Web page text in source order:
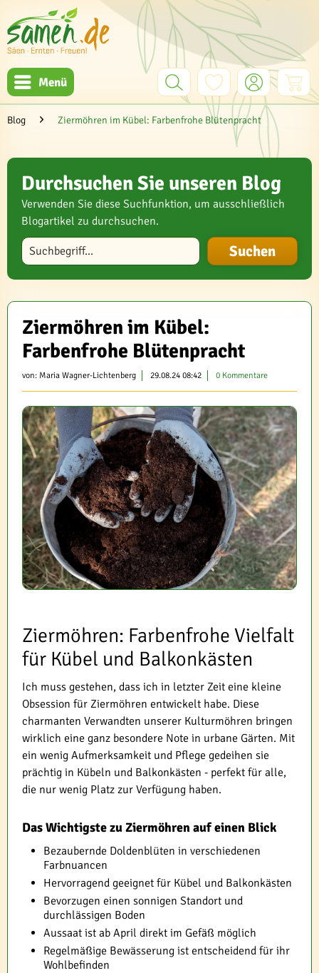
Menü
Blog Ziermöhren im Kübel: Farbenfrohe Blütenpracht
Durchsuchen Sie unseren Blog
Verwenden Sie diese Suchfunktion, um ausschließlich
Blogartikel zu durchsuchen.
Blog durchsuchen
Ziermöhren im Kübel:
Farbenfrohe Blütenpracht
von: Maria Wagner-Lichtenberg 29.08.24 08:42 0 Kommentare
Ziermöhren: Farbenfrohe Vielfalt
für Kübel und Balkonkästen
Ich muss gestehen, dass ich in letzter Zeit eine kleine
Obsession für Ziermöhren entwickelt habe. Diese
charmanten Verwandten unserer Kulturmöhren bringen
wirklich eine ganz besondere Note in urbane Gärten. Mit
ein wenig Aufmerksamkeit und Pflege gedeihen sie
prächtig in Kübeln und Balkonkästen - perfekt für alle,
die nur wenig Platz zur Verfügung haben.
Das Wichtigste zu Ziermöhren auf einen Blick
Bezaubernde Doldenblüten in verschiedenen
Farbnuancen
Hervorragend geeignet für Kübel und Balkonkästen
Bevorzugen einen sonnigen Standort und
durchlässigen Boden
Aussaat ist ab April direkt im Gefäß möglich
Regelmäßige Bewässerung ist entscheidend für ihr
Wohlbefinden